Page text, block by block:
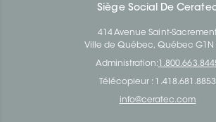
Siège Social De
414 Avenue Saint-
Ville de Québec, Québec G1N
Administration:
Télécopieur : 1.418.681.8853
info@ceratec.com